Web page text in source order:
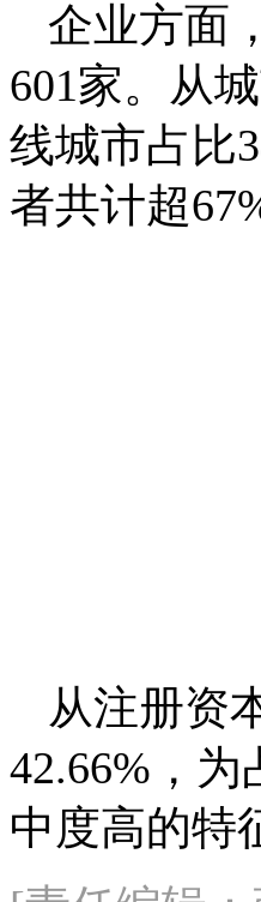
企业方面
601家。从
线城市占比
者共计超
从注册资
42.66%，
中度高的特